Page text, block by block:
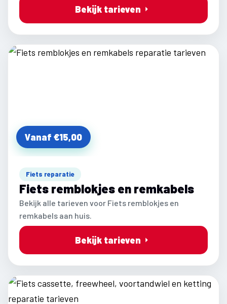
Bekijk tarieven
Vanaf €15,00
Fiets reparatie
Fiets remblokjes en remkabels
Bekijk alle tarieven voor Fiets remblokjes en
remkabels aan huis.
Bekijk tarieven